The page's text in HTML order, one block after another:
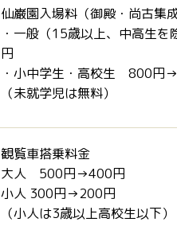
仙巌園入場料（御殿・尚古集
・一般（15歳以上、中高生
円
・小中学生・高校生 800円
（未就学児は無料）
観覧車搭乗料金
大人 500円→400円
小人 300円→200円
（小人は3歳以上高校生以下）